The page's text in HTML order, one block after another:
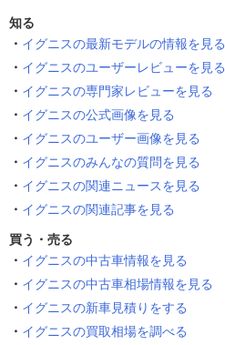
知る
イグニスの最新モデルの情報を見る
イグニスのユーザーレビューを見る
イグニスの専門家レビューを見る
イグニスの公式画像を見る
イグニスのユーザー画像を見る
イグニスのみんなの質問を見る
イグニスの関連ニュースを見る
イグニスの関連記事を見る
買う・売る
イグニスの中古車情報を見る
イグニスの中古車相場情報を見る
イグニスの新車見積りをする
イグニスの買取相場を調べる